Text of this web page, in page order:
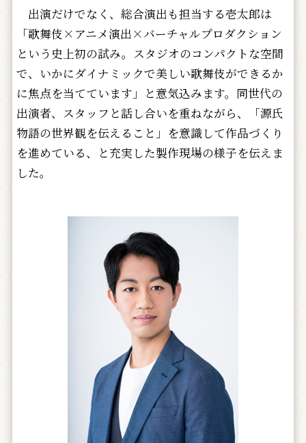
出演だけでなく、総合演出も担当する壱太郎は
「歌舞伎×アニメ演出×バーチャルプロダクション
という史上初の試み。スタジオのコンパクトな空間
で、いかにダイナミックで美しい歌舞伎ができるか
に焦点を当てています」と意気込みます。同世代の
出演者、スタッフと話し合いを重ねながら、「源氏
物語の世界観を伝えること」を意識して作品づくり
を進めている、と充実した製作現場の様子を伝えま
した。